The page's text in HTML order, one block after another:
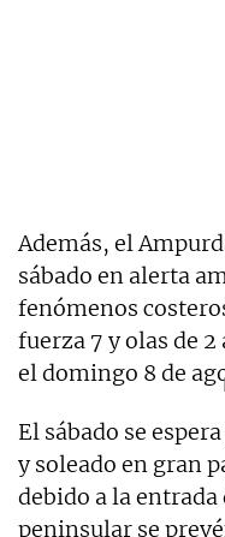
Además, el
sábado en alerta
fenómenos
fuerza 7 y olas de
el domingo 8 de
El sábado se
y soleado en gran
debido a la
peninsular se